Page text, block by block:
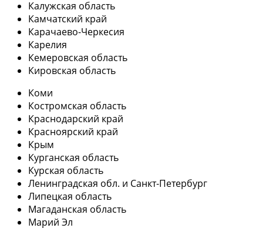
Калужская область
Камчатский край
Карачаево-Черкесия
Карелия
Кемеровская область
Кировская область
Коми
Костромская область
Краснодарский край
Красноярский край
Крым
Курганская область
Курская область
Ленинградская обл. и Санкт-Петербург
Липецкая область
Магаданская область
Марий Эл